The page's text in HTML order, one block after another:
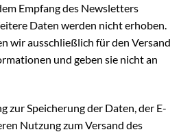
Empfang des Newsletters
Daten werden nicht erhoben.
wir ausschließlich für den Versand
und geben sie nicht an
zur Speicherung der Daten, der E-
Nutzung zum Versand des